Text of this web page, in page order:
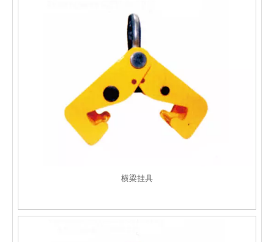
横梁挂具